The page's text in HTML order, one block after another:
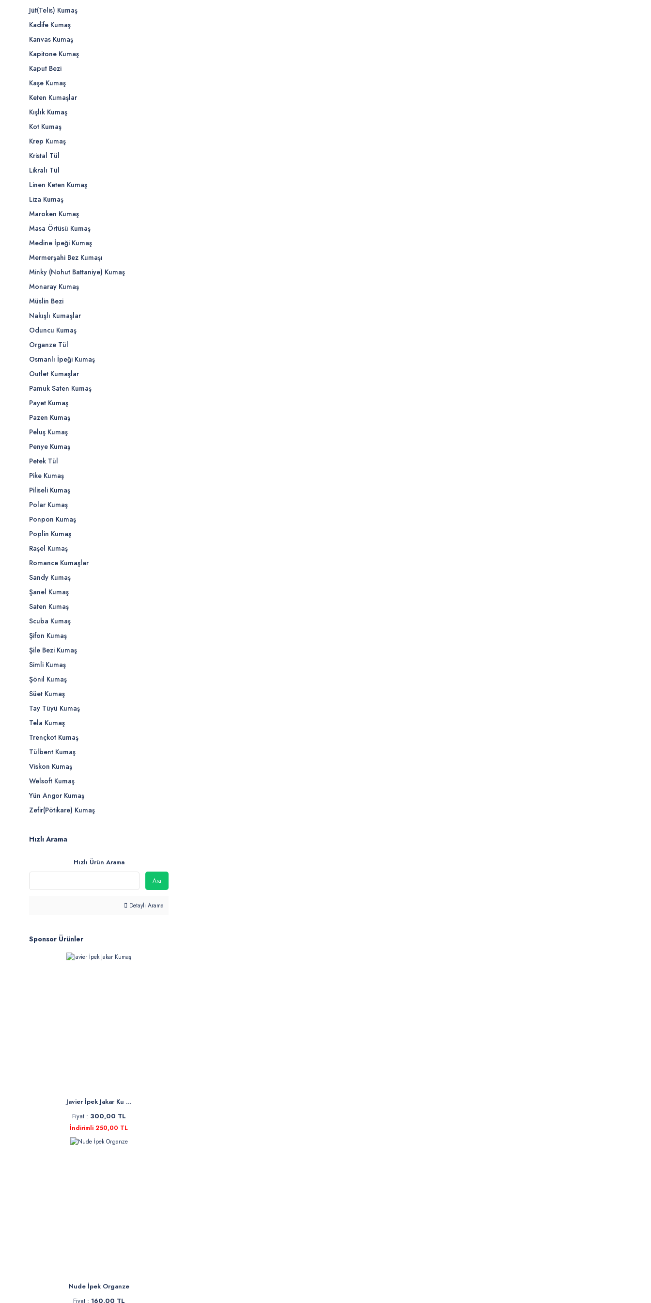
Jüt(Telis) Kumaş
Kadife Kumaş
Kanvas Kumaş
Kapitone Kumaş
Kaput Bezi
Kaşe Kumaş
Keten Kumaşlar
Kışlık Kumaş
Kot Kumaş
Krep Kumaş
Kristal Tül
Likralı Tül
Linen Keten Kumaş
Liza Kumaş
Maroken Kumaş
Masa Örtüsü Kumaş
Medine İpeği Kumaş
Mermerşahi Bez Kumaşı
Minky (Nohut Battaniye) Kumaş
Monaray Kumaş
Müslin Bezi
Nakışlı Kumaşlar
Oduncu Kumaş
Organze Tül
Osmanlı İpeği Kumaş
Outlet Kumaşlar
Pamuk Saten Kumaş
Payet Kumaş
Pazen Kumaş
Peluş Kumaş
Penye Kumaş
Petek Tül
Pike Kumaş
Piliseli Kumaş
Polar Kumaş
Ponpon Kumaş
Poplin Kumaş
Raşel Kumaş
Romance Kumaşlar
Sandy Kumaş
Şanel Kumaş
Saten Kumaş
Scuba Kumaş
Şifon Kumaş
Şile Bezi Kumaş
Simli Kumaş
Şönil Kumaş
Süet Kumaş
Tay Tüyü Kumaş
Tela Kumaş
Trençkot Kumaş
Tülbent Kumaş
Viskon Kumaş
Welsoft Kumaş
Yün Angor Kumaş
Zefir(Pötikare) Kumaş
Hızlı Arama
Hızlı Ürün Arama
Ara
Detaylı Arama
Sponsor Ürünler
Javier İpek Jakar Ku ...
Fiyat : 300,00 TL
İndirimli 250,00 TL
Nude İpek Organze
Fiyat : 160,00 TL